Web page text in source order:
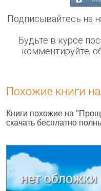
Подписывайтесь на
Будьте в курсе
комментируйте,
Похожие книги
Книги похожие на
скачать бесплатно